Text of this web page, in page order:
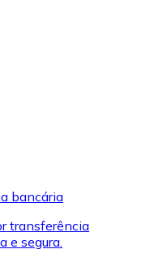
e outros
comprar
bancária
transferência
e segura.